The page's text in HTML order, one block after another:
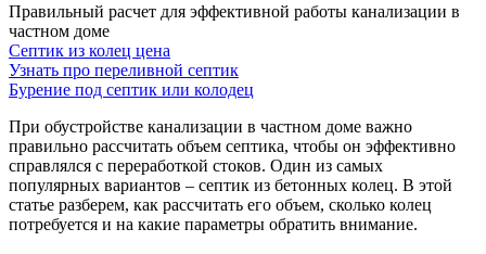
Правильный расчет для эффективной работы канализации в
частном доме
Септик из колец цена
Узнать про переливной септик
Бурение под септик или колодец
При обустройстве канализации в частном доме важно
правильно рассчитать объем септика, чтобы он эффективно
справлялся с переработкой стоков. Один из самых
популярных вариантов – септик из бетонных колец. В этой
статье разберем, как рассчитать его объем, сколько колец
потребуется и на какие параметры обратить внимание.